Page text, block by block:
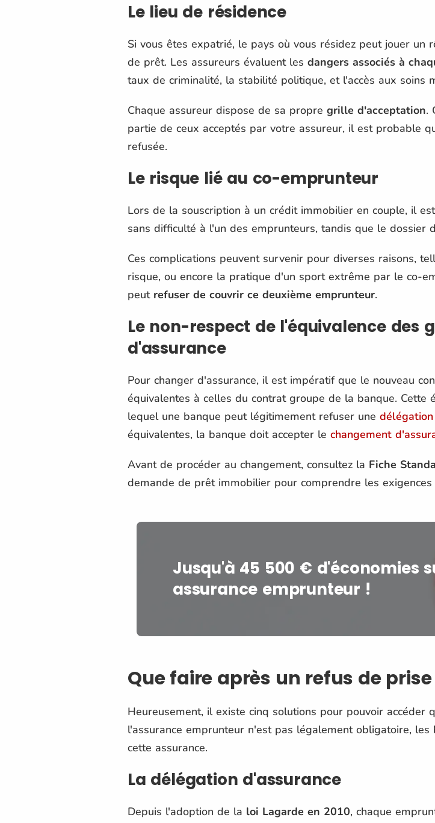
Le lieu de résidence
Si vous êtes expatrié, le pays où vous résidez peut jouer un
de prêt. Les assureurs évaluent les dangers associés à
taux de criminalité, la stabilité politique, et l'accès aux soins
Chaque assureur dispose de sa propre grille d'acceptation.
partie de ceux acceptés par votre assureur, il est probable
refusée.
Le risque lié au co-emprunteur
Lors de la souscription à un crédit immobilier en couple, il
sans difficulté à l'un des emprunteurs, tandis que le dossier
Ces complications peuvent survenir pour diverses raisons,
risque, ou encore la pratique d'un sport extrême par le co-
peut refuser de couvrir ce deuxième emprunteur.
Le non-respect de l'équivalence des
d'assurance
Pour changer d'assurance, il est impératif que le nouveau
équivalentes à celles du contrat groupe de la banque.
lequel une banque peut légitimement refuser une
équivalentes, la banque doit accepter le changement
Avant de procéder au changement, consultez la Fiche
demande de prêt immobilier pour comprendre les
Jusqu'à 45 500 € d'économies
assurance emprunteur !
Que faire après un refus de
Heureusement, il existe cinq solutions pour pouvoir
l'assurance emprunteur n'est pas légalement obligatoire,
cette assurance.
La délégation d'assurance
Depuis l'adoption de la loi Lagarde en 2010, chaque